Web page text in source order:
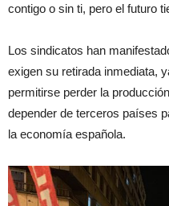
contigo o sin ti, pero el futuro
Los sindicatos han
exigen su retirada inmediata,
permitirse perder la
depender de terceros países
la economía española.